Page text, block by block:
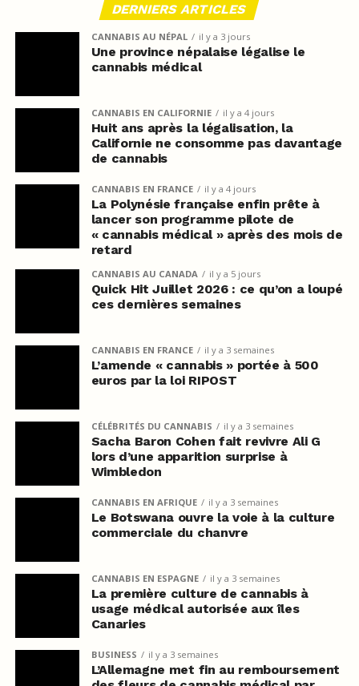
DERNIERS ARTICLES
CANNABIS AU NÉPAL il y a 3 jours
Une province népalaise légalise le
cannabis médical
CANNABIS EN CALIFORNIE il y a 4 jours
Huit ans après la légalisation, la
Californie ne consomme pas davantage
de cannabis
CANNABIS EN FRANCE il y a 4 jours
La Polynésie française enfin prête à
lancer son programme pilote de
« cannabis médical » après des mois de
retard
CANNABIS AU CANADA il y a 5 jours
Quick Hit Juillet 2026 : ce qu’on a loupé
ces dernières semaines
CANNABIS EN FRANCE il y a 3 semaines
L’amende « cannabis » portée à 500
euros par la loi RIPOST
CÉLÉBRITÉS DU CANNABIS il y a 3 semaines
Sacha Baron Cohen fait revivre Ali G
lors d’une apparition surprise à
Wimbledon
CANNABIS EN AFRIQUE il y a 3 semaines
Le Botswana ouvre la voie à la culture
commerciale du chanvre
CANNABIS EN ESPAGNE il y a 3 semaines
La première culture de cannabis à
usage médical autorisée aux îles
Canaries
BUSINESS il y a 3 semaines
L’Allemagne met fin au remboursement